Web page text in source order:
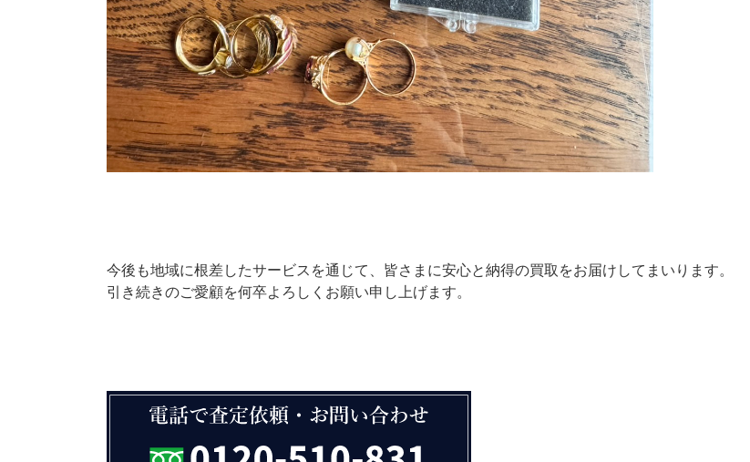
今後も地域に根差したサービスを通じて、皆さまに安心と納得の買取をお届けしてまいります。
引き続きのご愛顧を何卒よろしくお願い申し上げます。